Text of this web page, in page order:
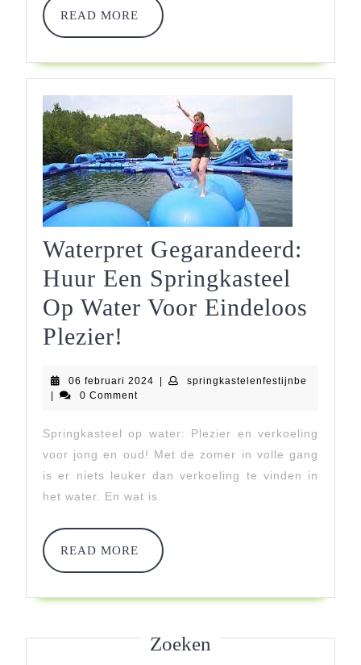
READ MORE
READ
MORE
Waterpret Gegarandeerd:
Huur Een Springkasteel
Op Water Voor Eindeloos
Plezier!
Huur
Springkasteel
Op
Water
Voor
Eindeloos
Plezier!
06 februari 2024 06
springkastelenfestijnbe
0 Comment
Springkasteel op water: Plezier en verkoeling
voor jong en oud! Met de zomer in volle gang
is er niets leuker dan verkoeling te vinden in
het water. En wat is
READ MORE
READ
MORE
Zoeken